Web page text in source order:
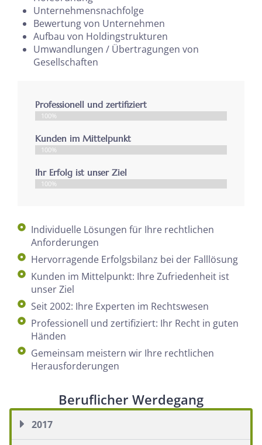
Unternehmensnachfolge
Bewertung von Unternehmen
Aufbau von Holdingstrukturen
Umwandlungen / Übertragungen von
Gesellschaften
Professionell und zertifiziert
100%
Kunden im Mittelpunkt
100%
Ihr Erfolg ist unser Ziel
100%
Individuelle Lösungen für Ihre rechtlichen
Anforderungen
Hervorragende Erfolgsbilanz bei der Falllösung
Kunden im Mittelpunkt: Ihre Zufriedenheit ist
unser Ziel
Seit 2002: Ihre Experten im Rechtswesen
Professionell und zertifiziert: Ihr Recht in guten
Händen
Gemeinsam meistern wir Ihre rechtlichen
Herausforderungen
Beruflicher Werdegang
2017